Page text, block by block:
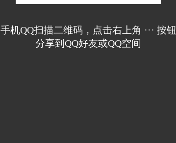
手机QQ扫描二维码，点击右上角 ··· 按钮
分享到QQ好友或QQ空间